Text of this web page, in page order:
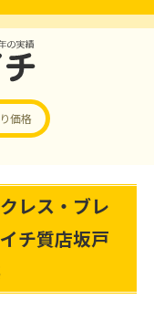
価格
レス・ブレ
チ質店坂戸